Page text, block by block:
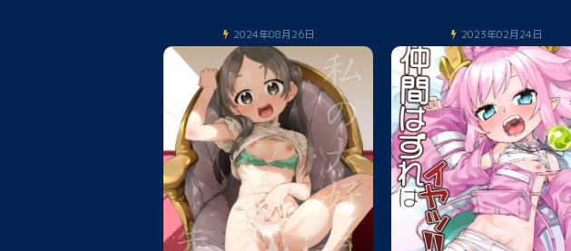
2024年08月26日 2023年02月24日